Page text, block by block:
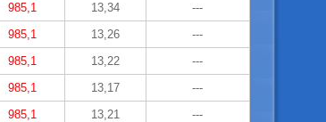
985,1 13,34
---
985,1 13,26
---
985,1 13,22
---
985,1 13,17
---
985,1 13,21
---